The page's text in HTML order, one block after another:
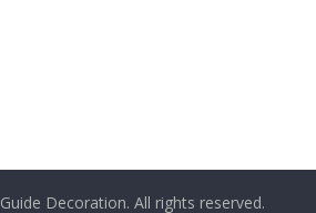
Guide Decoration. All rights reserved.